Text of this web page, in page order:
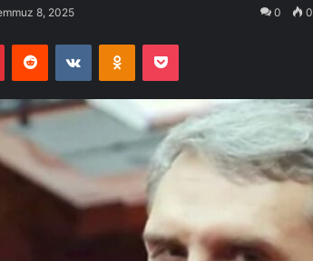
8, 2025 0 0
PinterestReddit VKontakteOdnoklassniki
Pocket